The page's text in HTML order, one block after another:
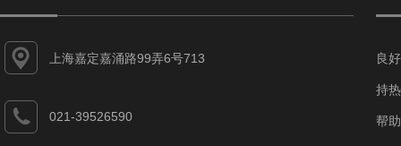
上海嘉定嘉涌路99弄6号713
021-39526590
良
持
帮